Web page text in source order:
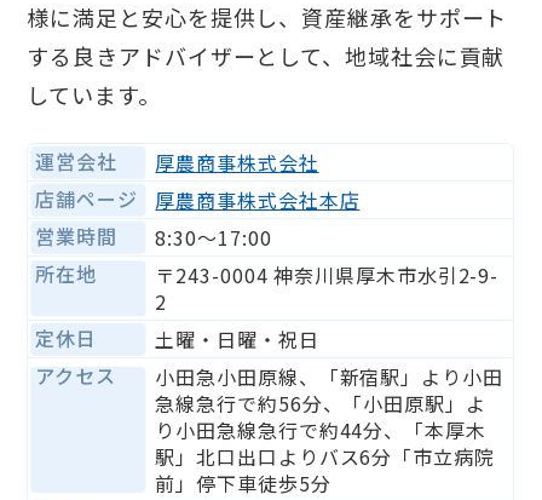
様に満足と安心を提供し、資産継承をサポート
する良きアドバイザーとして、地域社会に貢献
しています。
運営会社
厚農商事株式会社
店舗ページ
厚農商事株式会社本店
営業時間
8:30〜17:00
所在地
〒243-0004 神奈川県厚木市水引2-9-
2
定休日
土曜・日曜・祝日
アクセス
小田急小田原線、「新宿駅」より小田
急線急行で約56分、「小田原駅」よ
り小田急線急行で約44分、「本厚木
駅」北口出口よりバス6分「市立病院
前」停下車徒歩5分